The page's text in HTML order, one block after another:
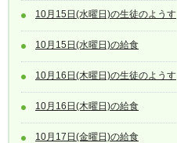
10月15日(水曜日)の生徒のようす
10月15日(水曜日)の給食
10月16日(木曜日)の生徒のようす
10月16日(木曜日)の給食
10月17日(金曜日)の給食